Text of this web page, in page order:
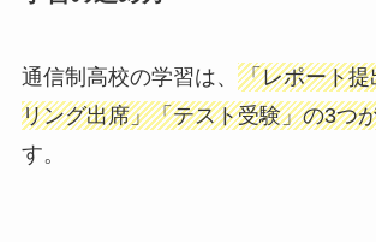
通信制高校の学習は、 「レポート
リング出席」「テスト受験」の3つ
す。